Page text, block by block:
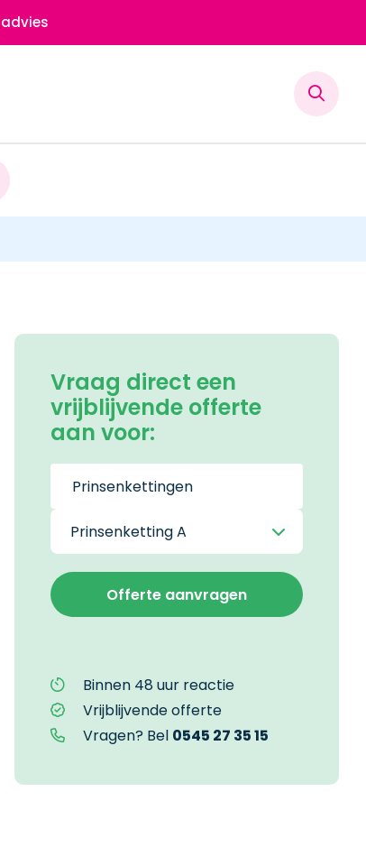
Vraag direct een
vrijblijvende offerte
aan voor:
Binnen 48 uur reactie
Vrijblijvende offerte
Vragen? Bel 0545 27 35 15